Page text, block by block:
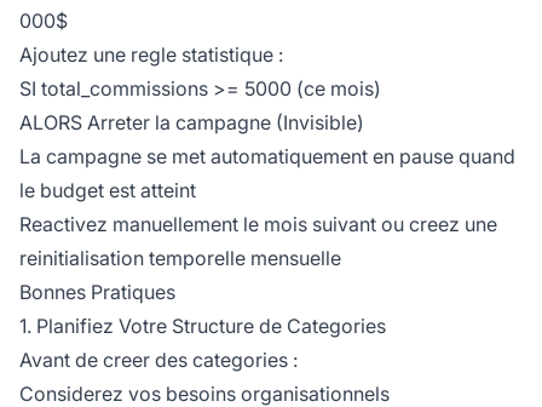
000$
Ajoutez une regle statistique :
SI total_commissions >= 5000 (ce mois)
ALORS Arreter la campagne (Invisible)
La campagne se met automatiquement en pause quand
le budget est atteint
Reactivez manuellement le mois suivant ou creez une
reinitialisation temporelle mensuelle
Bonnes Pratiques
1. Planifiez Votre Structure de Categories
Avant de creer des categories :
Considerez vos besoins organisationnels